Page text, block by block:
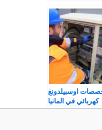
اوسبيلدونغ
كهربائي في المانيا
Elektroniker